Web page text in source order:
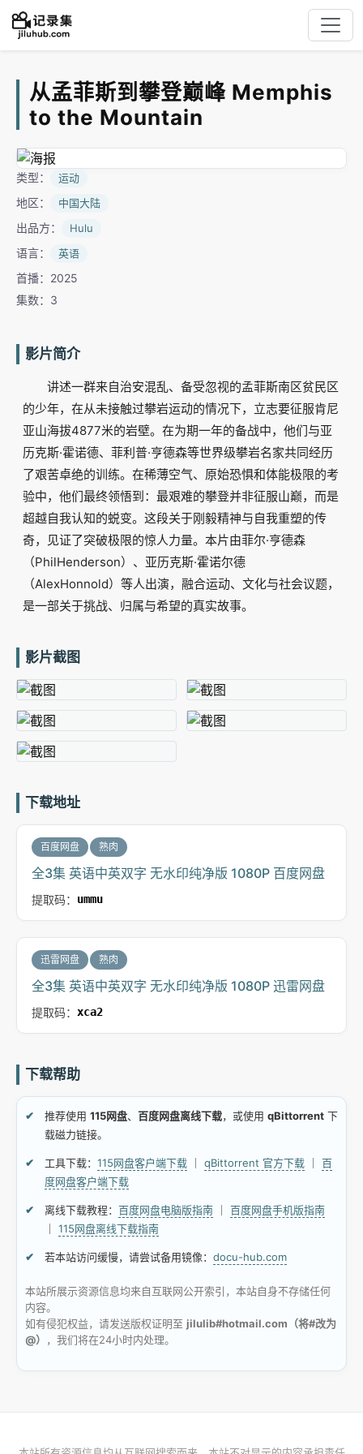
从孟菲斯到攀登巅峰 Memphis
to the Mountain
类型： 运动
地区： 中国大陆
出品方： Hulu
语言： 英语
首播：2025
集数：3
影片简介
讲述一群来自治安混乱、备受忽视的孟菲斯南区贫民区
的少年，在从未接触过攀岩运动的情况下，立志要征服肯尼
亚山海拔4877米的岩壁。在为期一年的备战中，他们与亚
历克斯·霍诺德、菲利普·亨德森等世界级攀岩名家共同经历
了艰苦卓绝的训练。在稀薄空气、原始恐惧和体能极限的考
验中，他们最终领悟到：最艰难的攀登并非征服山巅，而是
超越自我认知的蜕变。这段关于刚毅精神与自我重塑的传
奇，见证了突破极限的惊人力量。本片由菲尔·亨德森
（PhilHenderson）、亚历克斯·霍诺尔德
（AlexHonnold）等人出演，融合运动、文化与社会议题，
是一部关于挑战、归属与希望的真实故事。
影片截图
下载地址
百度网盘 熟肉
全3集 英语中英双字 无水印纯净版 1080P 百度网盘
提取码： ummu
迅雷网盘 熟肉
全3集 英语中英双字 无水印纯净版 1080P 迅雷网盘
提取码： xca2
下载帮助
推荐使用 115网盘、 百度网盘离线下载，或使用 qBittorrent 下
载磁力链接。
工具下载： 115网盘客户端下载 qBittorrent 官方下载
百
度网盘客户端下载
离线下载教程： 百度网盘电脑版指南
百度网盘手机版指南
115网盘离线下载指南
若本站访问缓慢，请尝试备用镜像： docu-hub.com
本站所展示资源信息均来自互联网公开索引，本站自身不存储任何
内容。
如有侵犯权益，请发送版权证明至 jilulib#hotmail.com（将#改为
@）
，我们将在24小时内处理。